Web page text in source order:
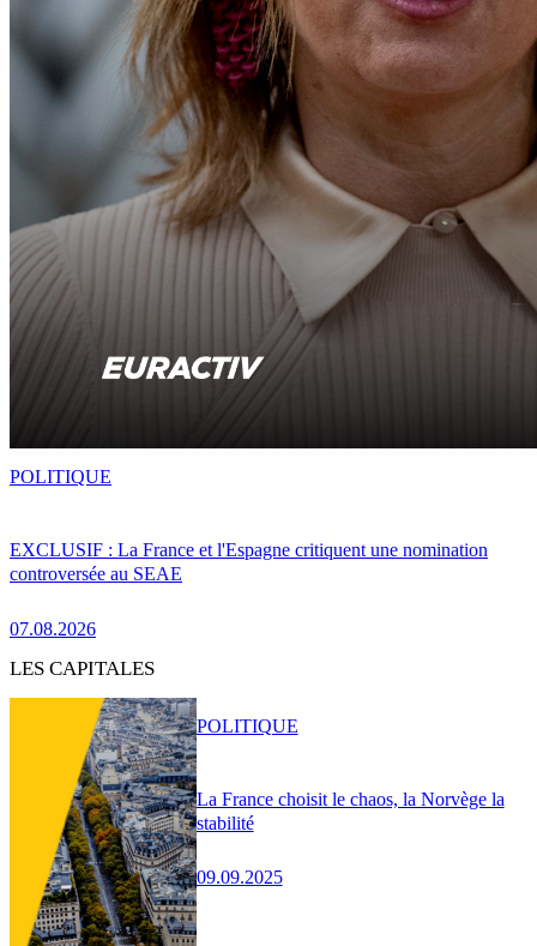
EXCLUSIF : La France et l'Espagne critiquent une nomination
controversée au SEAE
07.08.2026
POLITIQUE
LES CAPITALES
La France choisit le chaos, la Norvège la
stabilité
09.09.2025
POLITIQUE